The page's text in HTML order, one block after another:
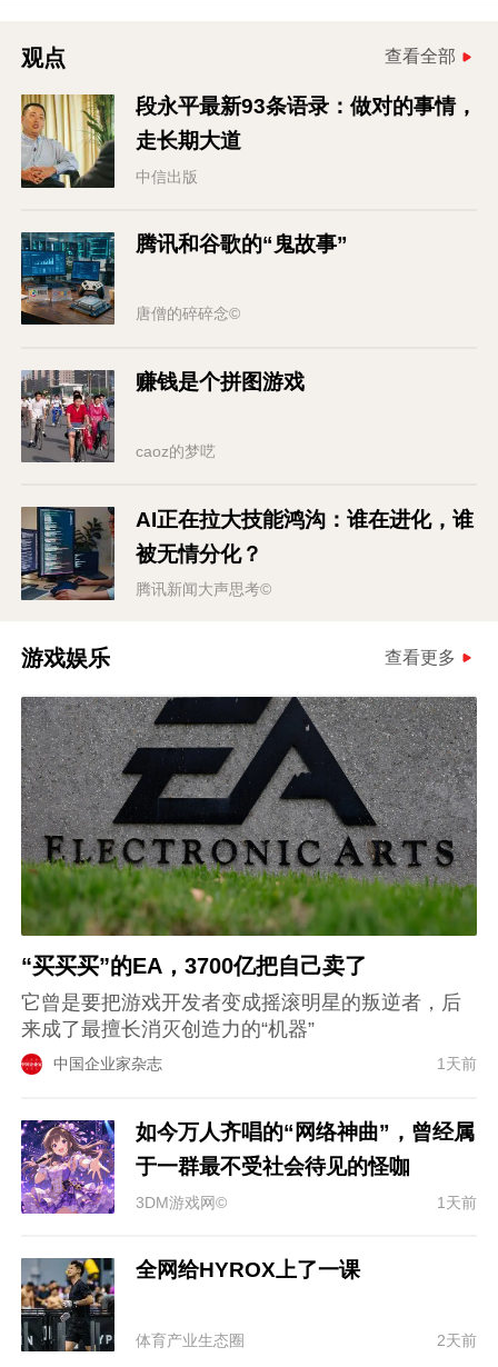
观点 查看全部
段永平最新93条语录：做对的事情，
走长期大道
中信出版
腾讯和谷歌的“鬼故事”
唐僧的碎碎念©
赚钱是个拼图游戏
caoz的梦呓
AI正在拉大技能鸿沟：谁在进化，谁
被无情分化？
腾讯新闻大声思考©
游戏娱乐 查看更多
“买买买”的EA，3700亿把自己卖了
它曾是要把游戏开发者变成摇滚明星的叛逆者，后
来成了最擅长消灭创造力的“机器”
中国企业家杂志 1天前
如今万人齐唱的“网络神曲”，曾经属
于一群最不受社会待见的怪咖
3DM游戏网© 1天前
全网给HYROX上了一课
体育产业生态圈 2天前